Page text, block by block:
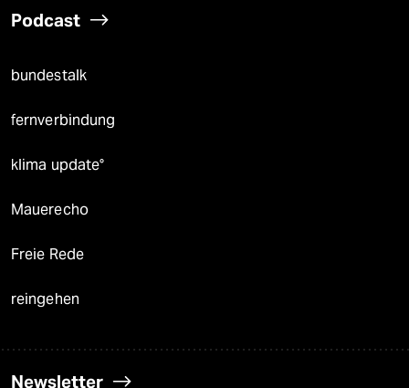
Podcast
bundestalk
fernverbindung
klima update°
Mauerecho
Freie Rede
reingehen
Newsletter